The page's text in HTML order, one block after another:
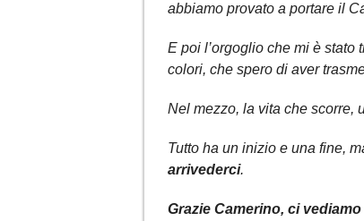
abbiamo provato a portare il
E poi l’orgoglio che mi è stato
colori, che spero di aver
Nel mezzo, la vita che scorre,
Tutto ha un inizio e una fine,
arrivederci.
Grazie Camerino, ci